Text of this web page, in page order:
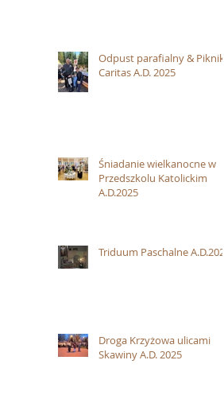
Odpust parafialny & Piknik
Caritas A.D. 2025
Śniadanie wielkanocne w
Przedszkolu Katolickim
A.D.2025
Triduum Paschalne A.D.2025
Droga Krzyżowa ulicami
Skawiny A.D. 2025